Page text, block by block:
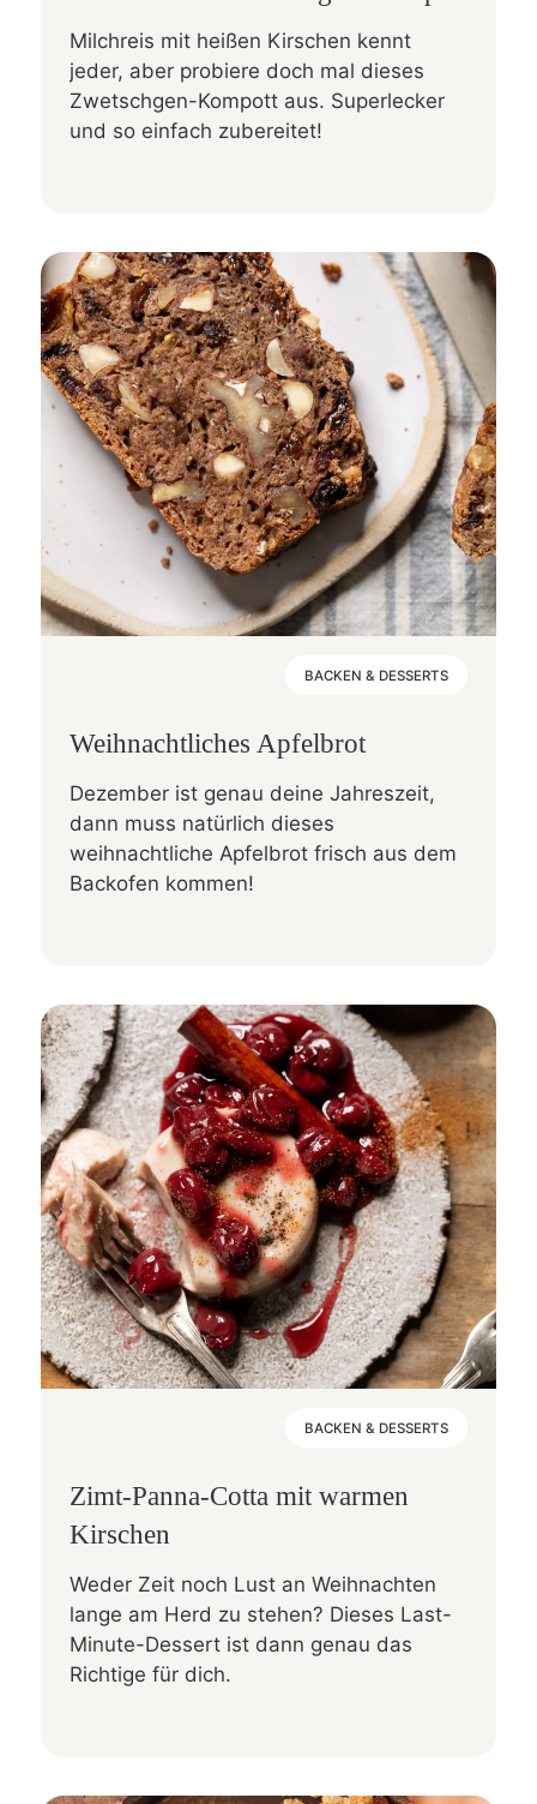
Milchreis mit heißen Kirschen kennt
jeder, aber probiere doch mal dieses
Zwetschgen-Kompott aus. Superlecker
und so einfach zubereitet!
BACKEN & DESSERTS
Weihnachtliches Apfelbrot
Dezember ist genau deine Jahreszeit,
dann muss natürlich dieses
weihnachtliche Apfelbrot frisch aus dem
Backofen kommen!
BACKEN & DESSERTS
Zimt-Panna-Cotta mit warmen
Kirschen
Weder Zeit noch Lust an Weihnachten
lange am Herd zu stehen? Dieses Last-
Minute-Dessert ist dann genau das
Richtige für dich.